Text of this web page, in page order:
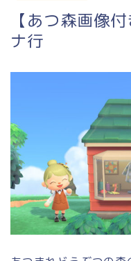
【あつ森画像
ナ行